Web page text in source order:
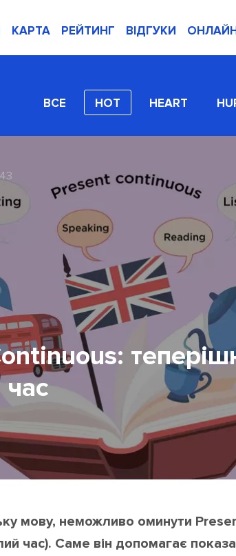
КАРТА РЕЙТИНГ ВІДГУКИ
ВСЕ HOT HEART
мову, неможливо оминути
час). Саме він допомагає